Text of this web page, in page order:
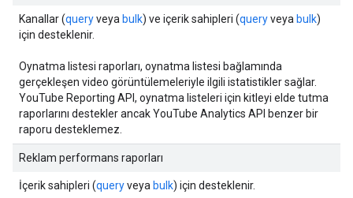
Kanallar (queryveya bulk) ve içerik sahipleri (queryveya bulk)
için desteklenir.
Oynatma listesi raporları, oynatma listesi bağlamında
gerçekleşen video görüntülemeleriyle ilgili istatistikler sağlar.
YouTube Reporting API, oynatma listeleri için kitleyi elde tutma
raporlarını destekler ancak YouTube Analytics API benzer bir
raporu desteklemez.
Reklam performans raporları
İçerik sahipleri (queryveya bulk) için desteklenir.